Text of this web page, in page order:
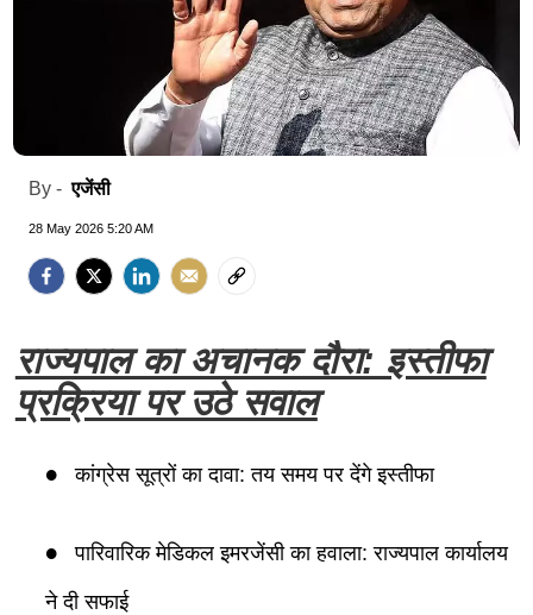
By -एजेंसी
28 May 2026 5:20 AM
राज्यपाल का अचानक दौरा: इस्तीफा
प्रक्रिया पर उठे सवाल
कांग्रेस सूत्रों का दावा: तय समय पर देंगे इस्तीफा
पारिवारिक मेडिकल इमरजेंसी का हवाला: राज्यपाल कार्यालय
ने दी सफाई